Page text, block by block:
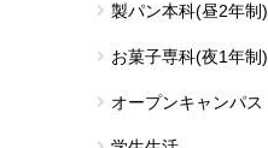
製パン本科(昼2年制)
お菓子専科(夜1年制)
オープンキャンパス